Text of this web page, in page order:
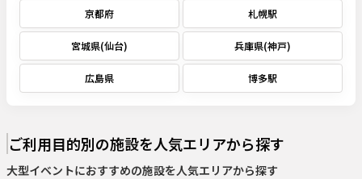
京都府 札幌駅
宮城県(仙台) 兵庫県(神戸)
広島県 博多駅
ご利用目的別の施設を人気エリアから探す
大型イベントにおすすめの施設を人気エリアから探す